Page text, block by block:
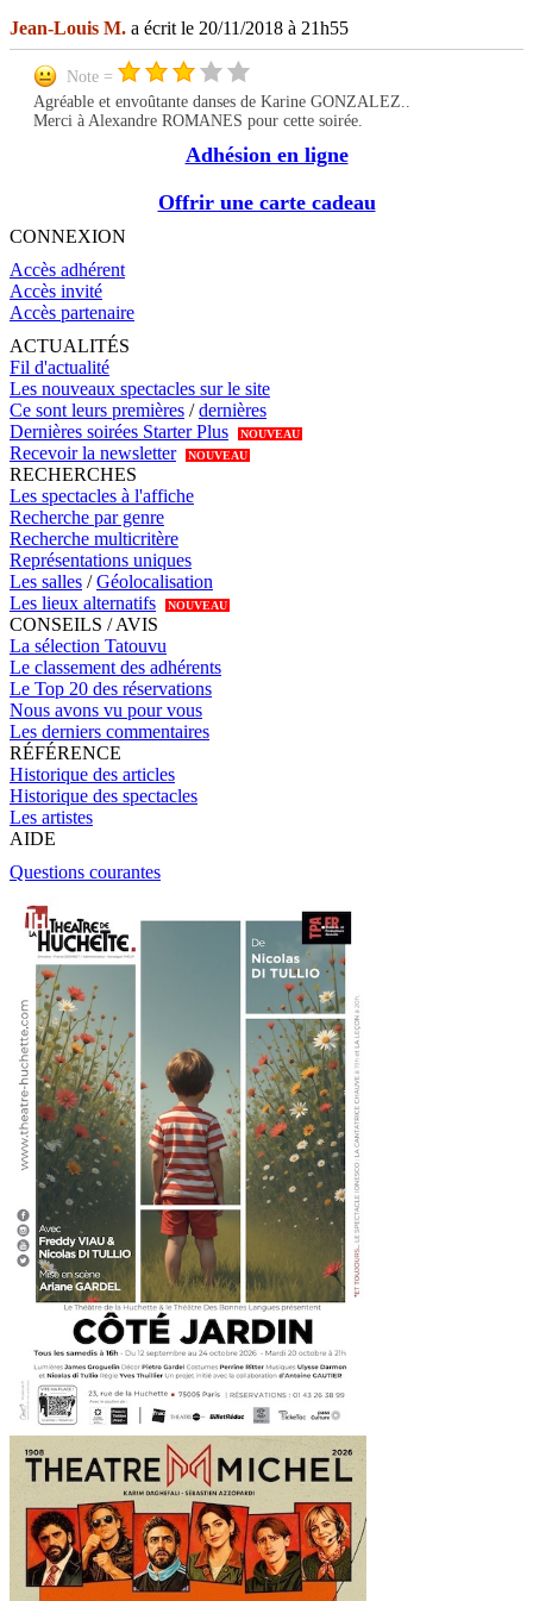
Jean-Louis M. a écrit le 20/11/2018 à 21h55
Note =
Agréable et envoûtante danses de Karine GONZALEZ..
Merci à Alexandre ROMANES pour cette soirée.
Adhésion en ligne
Offrir une carte cadeau
CONNEXION
Accès adhérent
Accès invité
Accès partenaire
ACTUALITÉS
Fil d'actualité
Les nouveaux spectacles sur le site
Ce sont leurs premières /dernières
Dernières soirées Starter Plus
NOUVEAU
Recevoir la newsletter NOUVEAU
RECHERCHES
Les spectacles à l'affiche
Recherche par genre
Recherche multicritère
Représentations uniques
Les salles /Géolocalisation
Les lieux alternatifs
NOUVEAU
CONSEILS / AVIS
La sélection Tatouvu
Le classement des adhérents
Le Top 20 des réservations
Nous avons vu pour vous
Les derniers commentaires
RÉFÉRENCE
Historique des articles
Historique des spectacles
Les artistes
AIDE
Questions courantes